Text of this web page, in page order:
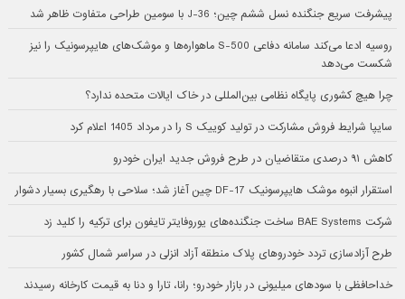
پیشرفت سریع جنگنده نسل ششم چین؛ J-36 با سومین طراحی متفاوت ظاهر شد
روسیه ادعا می‌کند سامانه دفاعی S-500 ماهواره‌ها و موشک‌های هایپرسونیک را نیز
شکست می‌دهد
چرا هیچ کشوری پایگاه نظامی بین‌المللی در خاک ایالات متحده ندارد؟
سایپا شرایط فروش مشارکت در تولید کوییک S را در مرداد 1405 اعلام کرد
کاهش ۹۱ درصدی متقاضیان در طرح فروش جدید ایران خودرو
استقرار انبوه موشک هایپرسونیک DF-17 چین آغاز شد؛ سلاحی با رهگیری بسیار دشوار
شرکت BAE Systems ساخت جنگنده‌های یوروفایتر تایفون برای ترکیه را کلید زد
طرح آزادسازی تردد خودروهای پلاک منطقه آزاد انزلی در سراسر شمال کشور
خداحافظی با سودهای میلیونی در بازار خودرو؛ رانا، تارا و دنا به قیمت کارخانه رسیدند